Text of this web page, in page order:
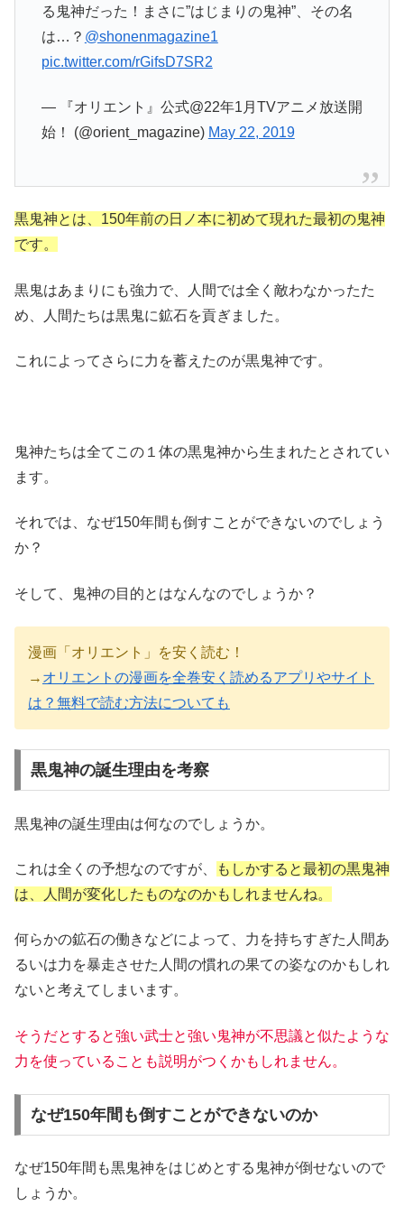
る鬼神だった！まさに”はじまりの鬼神”、その名
は…？ @shonenmagazine1
pic.twitter.com/rGifsD7SR2
— 『オリエント』公式@22年1月TVアニメ放送開
始！ (@orient_magazine) May 22, 2019
黒鬼神とは、150年前の日ノ本に初めて現れた最初の鬼神
です。
黒鬼はあまりにも強力で、人間では全く敵わなかったた
め、人間たちは黒鬼に鉱石を貢ぎました。
これによってさらに力を蓄えたのが黒鬼神です。
鬼神たちは全てこの１体の黒鬼神から生まれたとされてい
ます。
それでは、なぜ150年間も倒すことができないのでしょう
か？
そして、鬼神の目的とはなんなのでしょうか？
漫画「オリエント」を安く読む！
→ オリエントの漫画を全巻安く読めるアプリやサイト
は？無料で読む方法についても
黒鬼神の誕生理由を考察
黒鬼神の誕生理由は何なのでしょうか。
これは全くの予想なのですが、
もしかすると最初の黒鬼神
は、人間が変化したものなのかもしれませんね。
何らかの鉱石の働きなどによって、力を持ちすぎた人間あ
るいは力を暴走させた人間の慣れの果ての姿なのかもしれ
ないと考えてしまいます。
そうだとすると強い武士と強い鬼神が不思議と似たような
力を使っていることも説明がつくかもしれません。
なぜ150年間も倒すことができないのか
なぜ150年間も黒鬼神をはじめとする鬼神が倒せないので
しょうか。